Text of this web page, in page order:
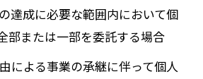
達成に必要な範囲内において個
部または一部を委託する場合
による事業の承継に伴って個人